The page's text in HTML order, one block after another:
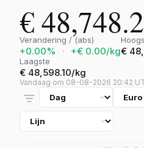
€
Verandering / (abs)
+0.00% · +€ 0.00/kg€
Laagste
€ 48,598.10/kg
Vandaag om 08-08-2026 20:42